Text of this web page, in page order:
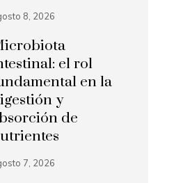
8, 2026
el rol
en la
y
de
7, 2026